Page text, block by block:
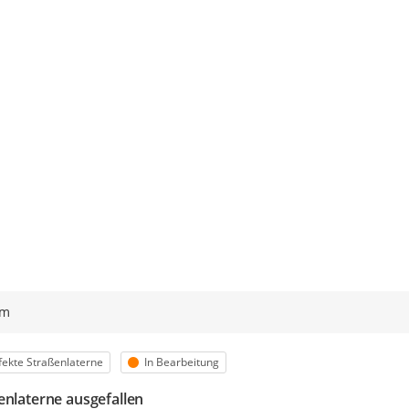
Straßenlaterne Status
In Bearbeitung
ausgefallen